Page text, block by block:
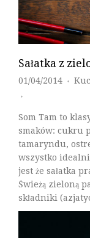
Sałatka z
01/04/2014 ♦
♦
Som Tam to
smaków: cukru
tamaryndu,
wszystko
jest że sałatka
Świeżą zieloną
składniki